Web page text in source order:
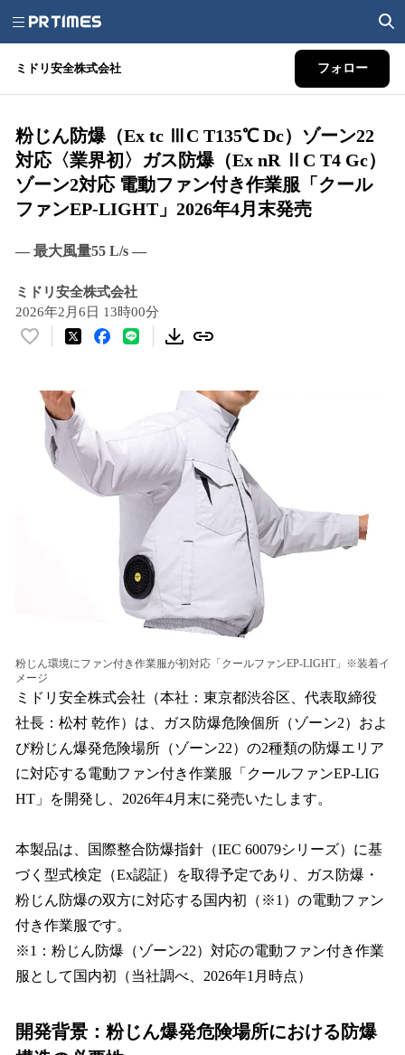
ミドリ安全株式会社 フォロー
粉じん防爆（Ex tc ⅢC T135℃ Dc）ゾーン22
対応〈業界初〉ガス防爆（Ex nR ⅡC T4 Gc）
ゾーン2対応 電動ファン付き作業服「クール
ファンEP-LIGHT」2026年4月末発売
— 最大風量55 L/s —
ミドリ安全株式会社
2026年2月6日 13時00分
い
！
粉じん環境にファン付き作業服が初対応「クールファンEP-LIGHT」※装着イ
メージ
ミドリ安全株式会社（本社：東京都渋谷区、代表取締役
社長：松村 乾作）は、ガス防爆危険個所（ゾーン2）およ
び粉じん爆発危険場所（ゾーン22）の2種類の防爆エリア
に対応する電動ファン付き作業服「クールファンEP-LIG
HT」を開発し、2026年4月末に発売いたします。
本製品は、国際整合防爆指針（IEC 60079シリーズ）に基
づく型式検定（Ex認証）を取得予定であり、ガス防爆・
粉じん防爆の双方に対応する国内初（※1）の電動ファン
付き作業服です。
※1：粉じん防爆（ゾーン22）対応の電動ファン付き作業
服として国内初（当社調べ、2026年1月時点）
開発背景：粉じん爆発危険場所における防爆